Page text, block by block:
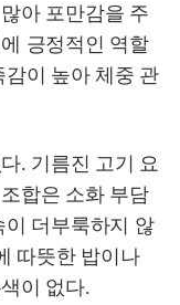
아 포만감을 주
긍정적인 역할
이 높아 체중 관
. 기름진 고기 요
합은 소화 부담
이 더부룩하지 않
따뜻한 밥이나
이 없다.